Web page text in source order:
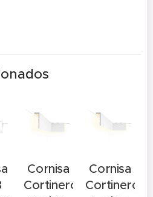
Cornisa
Cortinero
Cornisa
Cortinero